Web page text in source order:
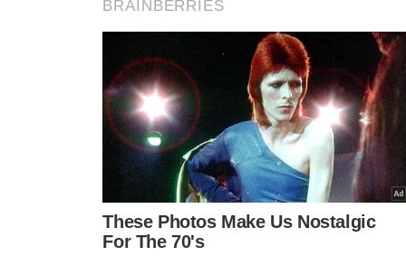
Onda diferente
Anitta escolheu "Onda diferente" para
gente de surpresa. Afinal, a música
atrás. E a brasileira está estourada lá fora